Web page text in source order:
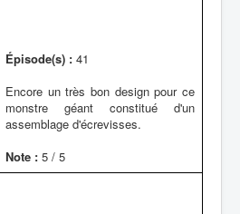
Épisode(s) : 41
Encore un très bon design pour ce
monstre géant constitué d'un
assemblage d'écrevisses.
Note : 5 / 5